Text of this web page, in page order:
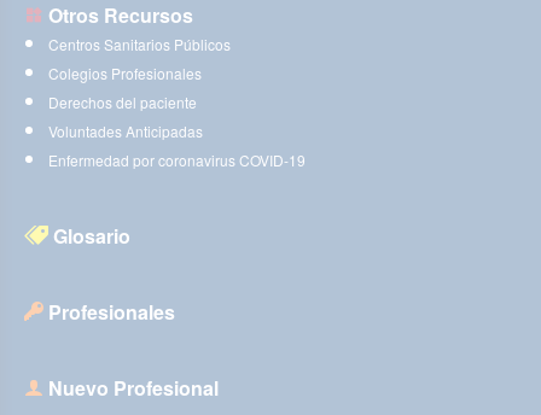
Otros Recursos
Centros Sanitarios Públicos
Colegios Profesionales
Derechos del paciente
Voluntades Anticipadas
Enfermedad por coronavirus COVID-19
Glosario
Profesionales
Nuevo Profesional